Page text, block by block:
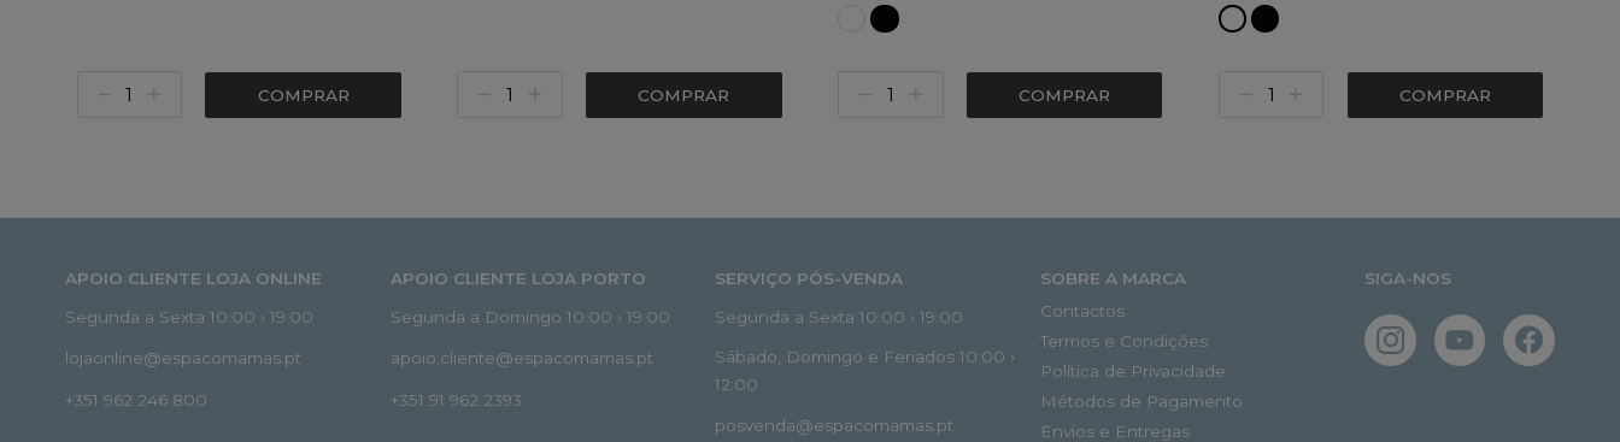
COMPRAR COMPRAR COMPRAR COMPRAR
APOIO CLIENTE LOJA ONLINE
Segunda a Sexta 10:00 › 19:00
lojaonline@espacomamas.pt
+351 962 246 800
APOIO CLIENTE LOJA PORTO
Segunda a Domingo 10:00 › 19:00
apoio.cliente@espacomamas.pt
+351 91 962 2393
SERVIÇO PÓS-VENDA
Segunda a Sexta 10:00 › 19:00
Sábado, Domingo e Feriados 10:00 ›
12:00
posvenda@espacomamas.pt
SOBRE A MARCA
Contactos
Termos e Condições
Política de Privacidade
Métodos de Pagamento
Envios e Entregas
SIGA-NOS